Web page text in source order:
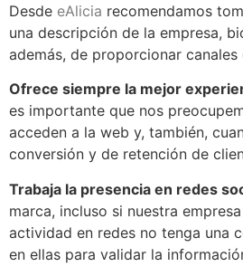
Desde eAlicia recomendamos
una descripción de la empresa,
además, de proporcionar
Ofrece siempre la mejor
es importante que nos
acceden a la web y, también,
conversión y de retención de
Trabaja la presencia en redes
marca, incluso si nuestra
actividad en redes no tenga una
en ellas para validar la